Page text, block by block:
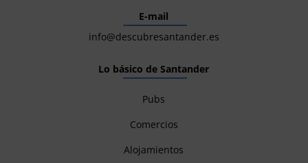
E-mail
info@descubresantander.es
Lo básico de Santander
Pubs
Comercios
Alojamientos